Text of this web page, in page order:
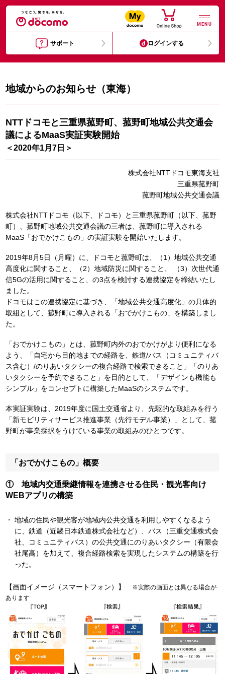
MENU
サポート ログインする
地域からのお知らせ（東海）
NTTドコモと三重県菰野町、菰野町地域公共交通会
議によるMaaS実証実験開始
＜2020年1月7日＞
株式会社NTTドコモ東海支社
三重県菰野町
菰野町地域公共交通会議
株式会社NTTドコモ（以下、ドコモ）と三重県菰野町（以下、菰野
町）、菰野町地域公共交通会議の三者は、菰野町に導入される
MaaS「おでかけこもの」の実証実験を開始いたします。
2019年8月5日（月曜）に、ドコモと菰野町は、（1）地域公共交通
高度化に関すること、（2）地域防災に関すること、 （3）次世代通
信5Gの活用に関すること、の3点を検討する連携協定を締結いたし
ました。
ドコモはこの連携協定に基づき、「地域公共交通高度化」の具体的
取組として、菰野町に導入される「おでかけこもの」を構築しまし
た。
「おでかけこもの」とは、菰野町内外のおでかけがより便利になる
よう、「自宅から目的地までの経路を、鉄道/バス（コミュニティバ
ス含む）/のりあいタクシーの複合経路で検索できること」「のりあ
いタクシーを予約できること」を目的として、「デザインも機能も
シンプル」をコンセプトに構築したMaaSのシステムです。
本実証実験は、2019年度に国土交通省より、先駆的な取組みを行う
「新モビリティサービス推進事業（先行モデル事業）」として、菰
野町が事業採択をうけている事業の取組みのひとつです。
「おでかけこもの」概要
① 地域内交通乗継情報を連携させる住民・観光客向け
WEBアプリの構築
地域の住民や観光客が地域内公共交通を利用しやすくなるよう
に、鉄道（近畿日本鉄道株式会社など）、バス（三重交通株式会
社、コミュニティバス）の公共交通にのりあいタクシー（有限会
社尾高）を加えて、複合経路検索を実現したシステムの構築を行
った。
【画面イメージ（スマートフォン）】
※実際の画面とは異なる場合が
あります